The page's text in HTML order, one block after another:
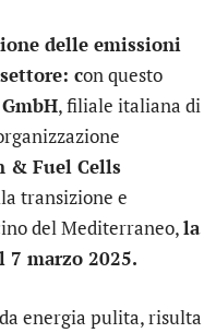
delle emissioni
con questo
, filiale italiana di
& Fuel Cells
transizione e
del Mediterraneo,la
marzo 2025.
energia pulita, risulta